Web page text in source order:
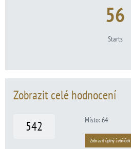
56
Starts
Zobrazit celé hodnocení
542
Místo: 64
Zobrazit úplný žebříček